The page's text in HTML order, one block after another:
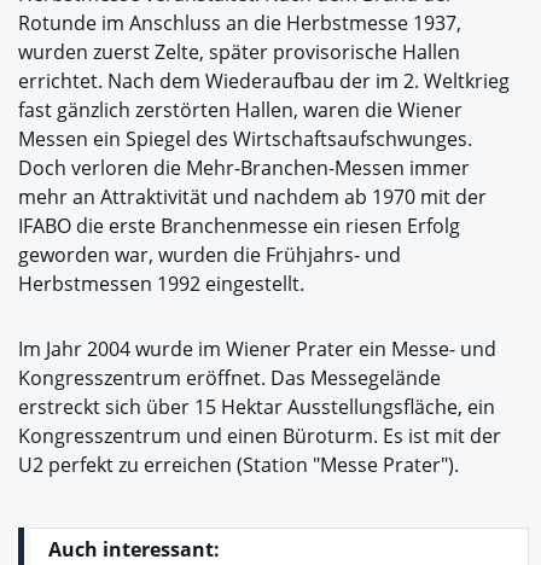
Rotunde im Anschluss an die Herbstmesse 1937,
wurden zuerst Zelte, später provisorische Hallen
errichtet. Nach dem Wiederaufbau der im 2. Weltkrieg
fast gänzlich zerstörten Hallen, waren die Wiener
Messen ein Spiegel des Wirtschaftsaufschwunges.
Doch verloren die Mehr-Branchen-Messen immer
mehr an Attraktivität und nachdem ab 1970 mit der
IFABO die erste Branchenmesse ein riesen Erfolg
geworden war, wurden die Frühjahrs- und
Herbstmessen 1992 eingestellt.
Im Jahr 2004 wurde im Wiener Prater ein Messe- und
Kongresszentrum eröffnet. Das Messegelände
erstreckt sich über 15 Hektar Ausstellungsfläche, ein
Kongresszentrum und einen Büroturm. Es ist mit der
U2 perfekt zu erreichen (Station "Messe Prater").
Auch interessant: